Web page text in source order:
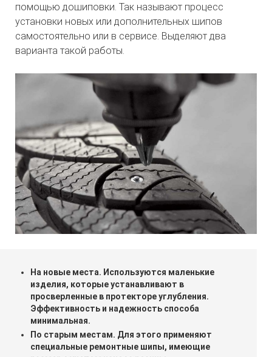
помощью дошиповки. Так называют процесс
установки новых или дополнительных шипов
самостоятельно или в сервисе. Выделяют два
варианта такой работы.
На новые места. Используются маленькие
изделия, которые устанавливают в
просверленные в протекторе углубления.
Эффективность и надежность способа
минимальная.
По старым местам. Для этого применяют
специальные ремонтные шипы, имеющие